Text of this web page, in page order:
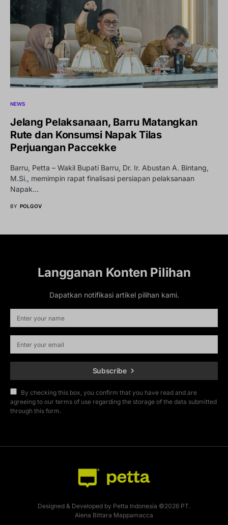
NEWS
Jelang Pelaksanaan, Barru Matangkan
Rute dan Konsumsi Napak Tilas
Perjuangan Paccekke
Barru, Petta – Wakil Bupati Barru, Dr. Ir. Abustan A. Bintang,
M.Si., memimpin rapat finalisasi persiapan pelaksanaan
Napak…
BY POLGOV
Langganan Konten Pilihan
Dapatkan notifikasi artikel pilihan kami.
Subscribe
By checking this box, you confirm that you have read and are
agreeing to our terms of use regarding the storage of the data submitted
through this form.
Designed & Developed by Petta Indonesia ©2026 PT.
Alena Bittara Mappamacca